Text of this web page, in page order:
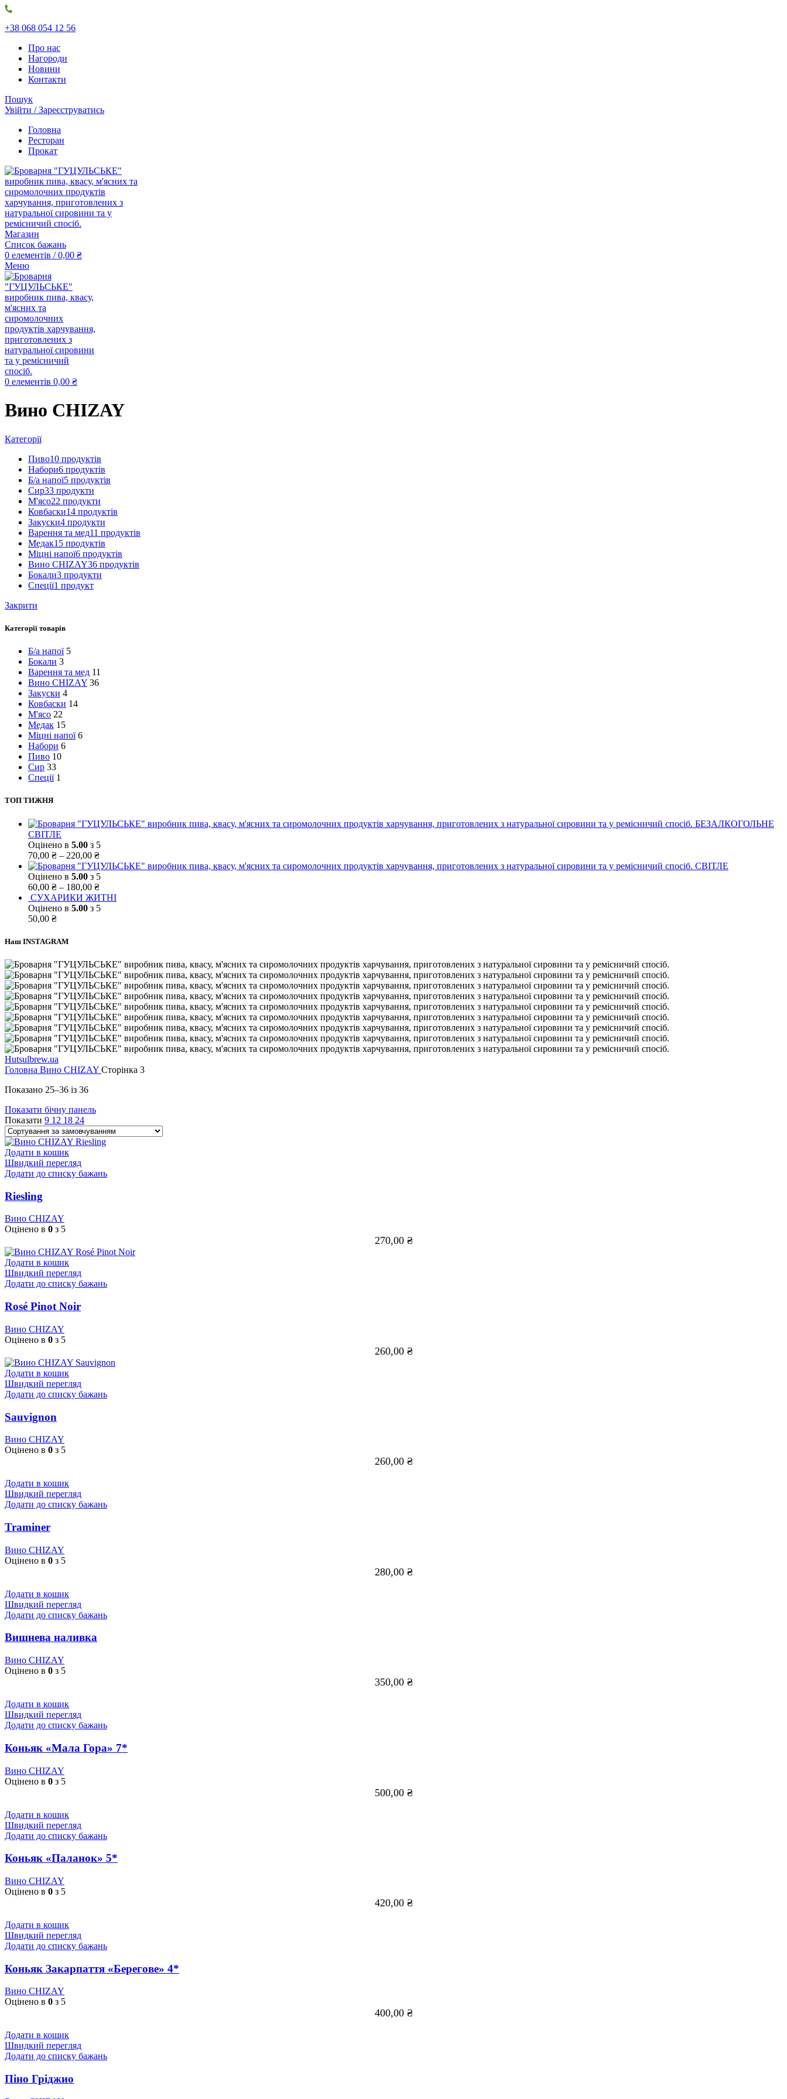
+38 068 054 12 56
Про нас
Нагороди
Новини
Контакти
Пошук
Увійти / Зареєструватись
Головна
Ресторан
Прокат
Магазин
Список бажань
0 елементів / 0,00 ₴
Меню
0 елементів 0,00 ₴
Вино CHIZAY
Категорії
Пиво10 продуктів
Набори6 продуктів
Б/а напої5 продуктів
Сир33 продукти
М'ясо22 продукти
Ковбаски14 продуктів
Закуски4 продукти
Варення та мед11 продуктів
Медак15 продуктів
Міцні напої6 продуктів
Вино CHIZAY36 продуктів
Бокали3 продукти
Спеції1 продукт
Закрити
Категорії товарів
Б/а напої 5
Бокали 3
Варення та мед 11
Вино CHIZAY 36
Закуски 4
Ковбаски 14
М'ясо 22
Медак 15
Міцні напої 6
Набори 6
Пиво 10
Сир 33
Спеції 1
ТОП ТИЖНЯ
БЕЗАЛКОГОЛЬНЕ
СВІТЛЕ
Оцінено в 5.00 з 5
70,00 ₴ – 220,00 ₴
СВІТЛЕ
Оцінено в 5.00 з 5
60,00 ₴ – 180,00 ₴
СУХАРИКИ ЖИТНІ
Оцінено в 5.00 з 5
50,00 ₴
Наш INSTAGRAM
Hutsulbrew.ua
Головна Вино CHIZAY Сторінка 3
Показано 25–36 із 36
Показати бічну панель
Показати 9 12 18 24
Додати в кошик
Швидкий перегляд
Додати до списку бажань
Riesling
Вино CHIZAY
Оцінено в 0 з 5
270,00 ₴
Додати в кошик
Швидкий перегляд
Додати до списку бажань
Rosé Pinot Noir
Вино CHIZAY
Оцінено в 0 з 5
260,00 ₴
Додати в кошик
Швидкий перегляд
Додати до списку бажань
Sauvignon
Вино CHIZAY
Оцінено в 0 з 5
260,00 ₴
Додати в кошик
Швидкий перегляд
Додати до списку бажань
Traminer
Вино CHIZAY
Оцінено в 0 з 5
280,00 ₴
Додати в кошик
Швидкий перегляд
Додати до списку бажань
Вишнева наливка
Вино CHIZAY
Оцінено в 0 з 5
350,00 ₴
Додати в кошик
Швидкий перегляд
Додати до списку бажань
Коньяк «Мала Гора» 7*
Вино CHIZAY
Оцінено в 0 з 5
500,00 ₴
Додати в кошик
Швидкий перегляд
Додати до списку бажань
Коньяк «Паланок» 5*
Вино CHIZAY
Оцінено в 0 з 5
420,00 ₴
Додати в кошик
Швидкий перегляд
Додати до списку бажань
Коньяк Закарпаття «Берегове» 4*
Вино CHIZAY
Оцінено в 0 з 5
400,00 ₴
Додати в кошик
Швидкий перегляд
Додати до списку бажань
Піно Гріджио